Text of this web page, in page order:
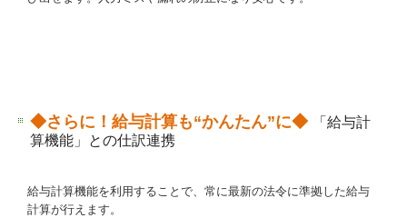
◆さらに！ 給与計算も“かんたん”に◆
「給与計
算機能」との仕訳連携
給与計算機能を利用することで、常に最新の法令に準拠した給与
計算が行えます。